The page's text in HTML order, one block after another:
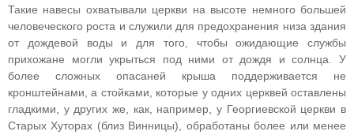
Такие навесы охватывали церкви на высоте немного большей
человеческого роста и служили для предохранения низа здания
от дождевой воды и для того, чтобы ожидающие службы
прихожане могли укрыться под ними от дождя и солнца. У
более сложных опасаней крыша поддерживается не
кронштейнами, а стойками, которые у одних церквей оставлены
гладкими, у других же, как, например, у Георгиевской церкви в
Старых Хуторах (близ Винницы), обработаны более или менее